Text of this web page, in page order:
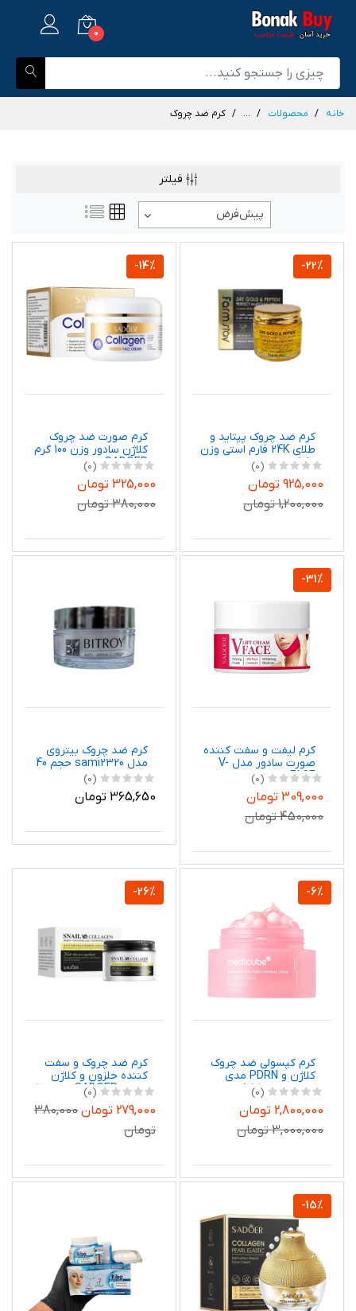
0
خانه محصولات ... کرم ضد چروک
فیلتر
پیش‌فرض
-22%
کرم ضد چروک پپتاید و
طلای 24K فارم استی وزن
80 گرم اورجینال کره
جنوبی
(0)
925,000 تومان
1,200,000 تومان
-14%
کرم صورت ضد چروک
کلاژن سادور وزن 100 گرم
SADOER
(0)
325,000 تومان
380,000 تومان
-31%
کرم لیفت و سفت‌ کننده
صورت سادور مدل V-
FACE وزن 30 گرم
(0)
309,000 تومان
450,000 تومان
کرم ضد چروک بیتروی
مدل sami2320 حجم 40
میلی لیتر
(0)
365,650 تومان
-6%
کرم کپسولی ضد چروک
کلاژن و PDRN مدی
کیوب وزن 55 گرم
اورجینال کره جنوبی
(0)
2,800,000 تومان
3,000,000 تومان
-26%
کرم ضد چروک و سفت
کننده حلزون و کلاژن
سادور SADOER وزن 120
گرم
(0)
279,000 تومان
380,000
تومان
-15%